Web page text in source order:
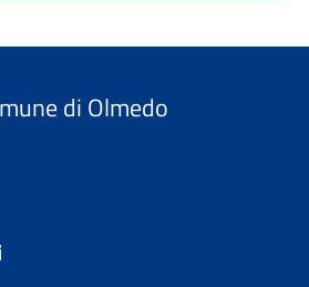
di Olmedo